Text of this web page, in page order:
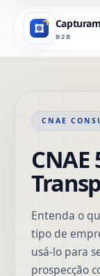
B2B
CNAE
CNAE
Entenda o
tipo de
usá-lo para
prospecção